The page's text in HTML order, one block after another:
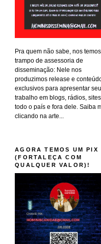
Pra quem não sabe, nos
trampo de assessoria de
disseminação: Nele nos
produzimos release e
exclusivos para apresentar seu
trabalho em blogs, rádios,
todo o país e fora dele. Saiba
clicando na arte...
AGORA TEMOS UM PIX
(FORTALEÇA COM
QUALQUER VALOR)!